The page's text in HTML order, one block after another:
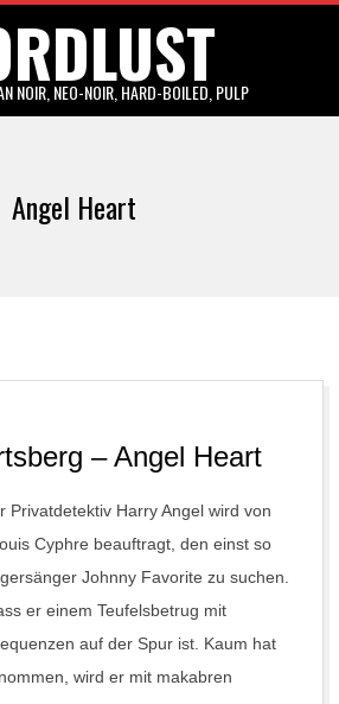
NOIR, NEO-NOIR, HARD-BOILED, PULP
Angel Heart
– Angel Heart
Privatdetektiv Harry Angel wird von
Cyphre beauftragt, den einst so
Johnny Favorite zu suchen.
er einem Teufelsbetrug mit
auf der Spur ist. Kaum hat
wird er mit makabren